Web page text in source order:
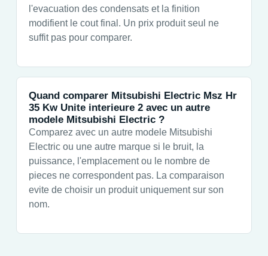
l'evacuation des condensats et la finition
modifient le cout final. Un prix produit seul ne
suffit pas pour comparer.
Quand comparer Mitsubishi Electric Msz Hr
35 Kw Unite interieure 2 avec un autre
modele Mitsubishi Electric ?
Comparez avec un autre modele Mitsubishi
Electric ou une autre marque si le bruit, la
puissance, l'emplacement ou le nombre de
pieces ne correspondent pas. La comparaison
evite de choisir un produit uniquement sur son
nom.